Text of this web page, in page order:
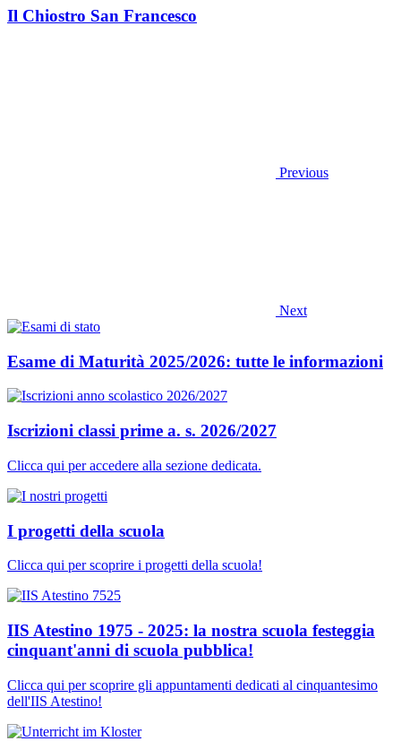
Il Chiostro San Francesco
Previous
Next
Esame di Maturità 2025/2026: tutte le informazioni
Iscrizioni classi prime a. s. 2026/2027
Clicca qui per accedere alla sezione dedicata.
I progetti della scuola
Clicca qui per scoprire i progetti della scuola!
IIS Atestino 1975 - 2025: la nostra scuola festeggia
cinquant'anni di scuola pubblica!
Clicca qui per scoprire gli appuntamenti dedicati al cinquantesimo
dell'IIS Atestino!